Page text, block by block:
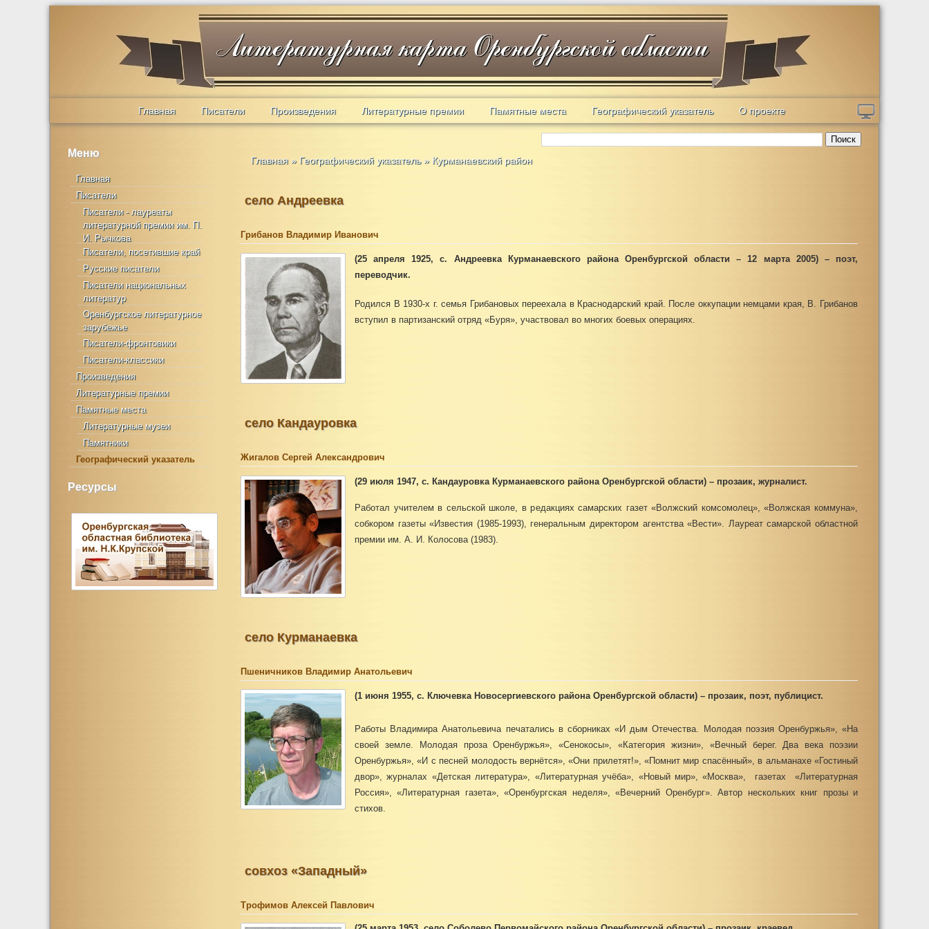
Главная Писатели Произведения Литературные премии Памятные места Географический указатель О проекте
Поиск
Меню
Главная
Писатели
Писатели - лауреаты
литературной премии им. П.
И. Рычкова
Писатели, посетившие край
Русские писатели
Писатели национальных
литератур
Оренбургское литературное
зарубежье
Писатели-фронтовики
Писатели-классики
Произведения
Литературные премии
Памятные места
Литературные музеи
Памятники
Географический указатель
Ресурсы
Главная » Географический указатель» Курманаевский район
село Андреевка
Грибанов Владимир Иванович
(25 апреля 1925, с. Андреевка Курманаевского района Оренбургской области – 12 марта 2005) – поэт,
переводчик.
Родился В 1930-х г. семья Грибановых переехала в Краснодарский край. После оккупации немцами края, В. Грибанов
вступил в партизанский отряд «Буря», участвовал во многих боевых операциях.
село Кандауровка
Жигалов Сергей Александрович
(29 июля 1947, с. Кандауровка Курманаевского района Оренбургской области) – прозаик, журналист.
Работал учителем в сельской школе, в редакциях самарских газет «Волжский комсомолец», «Волжская коммуна»,
собкором газеты «Известия (1985-1993), генеральным директором агентства «Вести». Лауреат самарской областной
премии им. А. И. Колосова (1983).
село Курманаевка
Пшеничников Владимир Анатольевич
(1 июня 1955, с. Ключевка Новосергиевского района Оренбургской области) – прозаик, поэт, публицист.
Работы Владимира Анатольевича печатались в сборниках «И дым Отечества. Молодая поэзия Оренбуржья», «На
своей земле. Молодая проза Оренбуржья», «Сенокосы», «Категория жизни», «Вечный берег. Два века поэзии
Оренбуржья», «И с песней молодость вернётся», «Они прилетят!», «Помнит мир спасённый», в альманахе «Гостиный
двор», журналах «Детская литература», «Литературная учёба», «Новый мир», «Москва», газетах «Литературная
Россия», «Литературная газета», «Оренбургская неделя», «Вечерний Оренбург». Автор нескольких книг прозы и
стихов.
совхоз «Западный»
Трофимов Алексей Павлович